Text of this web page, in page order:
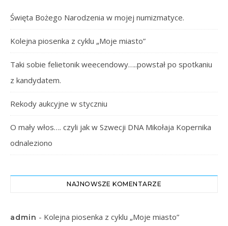
Święta Bożego Narodzenia w mojej numizmatyce.
Kolejna piosenka z cyklu „Moje miasto”
Taki sobie felietonik weecendowy…..powstał po spotkaniu
z kandydatem.
Rekody aukcyjne w styczniu
O mały włos…. czyli jak w Szwecji DNA Mikołaja Kopernika
odnaleziono
NAJNOWSZE KOMENTARZE
admin - Kolejna piosenka z cyklu „Moje miasto”